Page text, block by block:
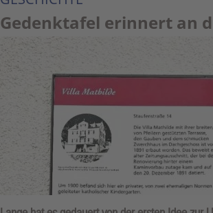
Gedenktafel erinnert an